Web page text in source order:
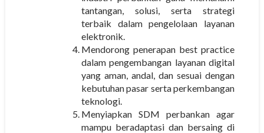
tantangan, solusi, serta strategi
terbaik dalam pengelolaan layanan
elektronik.
Mendorong penerapan best practice
dalam pengembangan layanan digital
yang aman, andal, dan sesuai dengan
kebutuhan pasar serta perkembangan
teknologi.
Menyiapkan SDM perbankan agar
mampu beradaptasi dan bersaing di